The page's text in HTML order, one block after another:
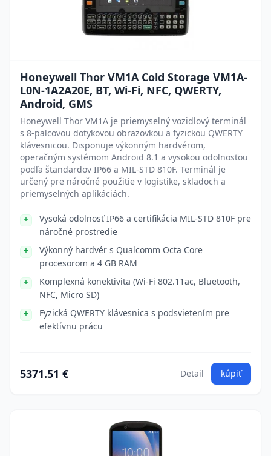
Honeywell Thor VM1A Cold Storage VM1A-
L0N-1A2A20E, BT, Wi-Fi, NFC, QWERTY,
Android, GMS
Honeywell Thor VM1A je priemyselný vozidlový terminál
s 8-palcovou dotykovou obrazovkou a fyzickou QWERTY
klávesnicou. Disponuje výkonným hardvérom,
operačným systémom Android 8.1 a vysokou odolnosťou
podľa štandardov IP66 a MIL-STD 810F. Terminál je
určený pre náročné použitie v logistike, skladoch a
priemyselných aplikáciách.
Vysoká odolnosť IP66 a certifikácia MIL-STD 810F pre
náročné prostredie
Výkonný hardvér s Qualcomm Octa Core
procesorom a 4 GB RAM
Komplexná konektivita (Wi-Fi 802.11ac, Bluetooth,
NFC, Micro SD)
Fyzická QWERTY klávesnica s podsvietením pre
efektívnu prácu
5371.51 € Detail kúpiť